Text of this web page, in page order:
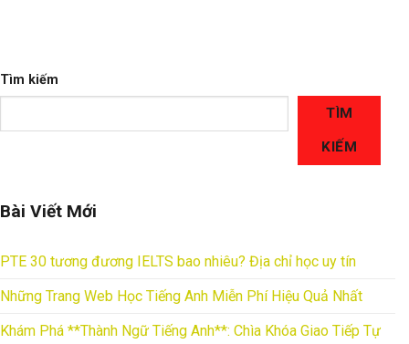
Tìm kiếm
TÌM
KIẾM
Bài Viết Mới
PTE 30 tương đương IELTS bao nhiêu? Địa chỉ học uy tín
Những Trang Web Học Tiếng Anh Miễn Phí Hiệu Quả Nhất
Khám Phá **Thành Ngữ Tiếng Anh**: Chìa Khóa Giao Tiếp Tự